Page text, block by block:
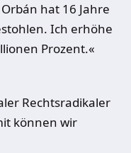
hat 16 Jahre
Ich erhöhe
Prozent.«
Rechtsradikaler
können wir